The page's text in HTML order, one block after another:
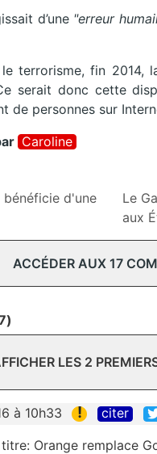
d’une"erreur
terrorisme, fin
serait donc cette
de personnes sur
Caroline
bénéficie d'une
Le
aux
ACCÉDER AUX 17
LES 2
à 10h33 ! citer
Orange remplace